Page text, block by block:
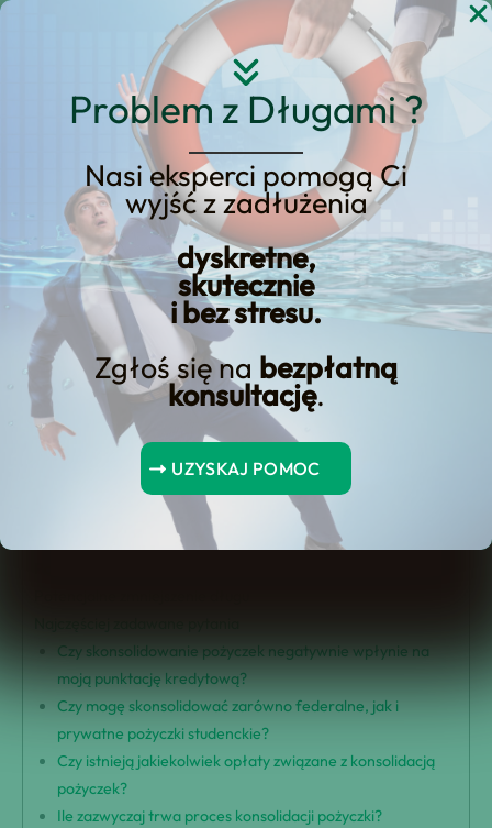
Problem z Długami ?
Nasi eksperci pomogą Ci
wyjść z zadłużenia
dyskretne,
skutecznie
i bez stresu.
Zgłoś się na bezpłatną
konsultację.
UZYSKAJ POMOC
Przejdź
Dlaczego warto wybrać
konsolidację pożyczek
dla lepszych warunków
spłaty?
Spis Treści
Obniżone stopy procentowe
Wydłużony okres spłaty
Uproszczone miesięczne płatności
Czy skonsolidowanie pożyczek negatywnie wpłynie na
moją punktację kredytową?
Czy mogę skonsolidować zarówno federalne, jak i
prywatne pożyczki studenckie?
Czy istnieją jakiekolwiek opłaty związane z konsolidacją
pożyczek?
Ile zazwyczaj trwa proces konsolidacji pożyczki?